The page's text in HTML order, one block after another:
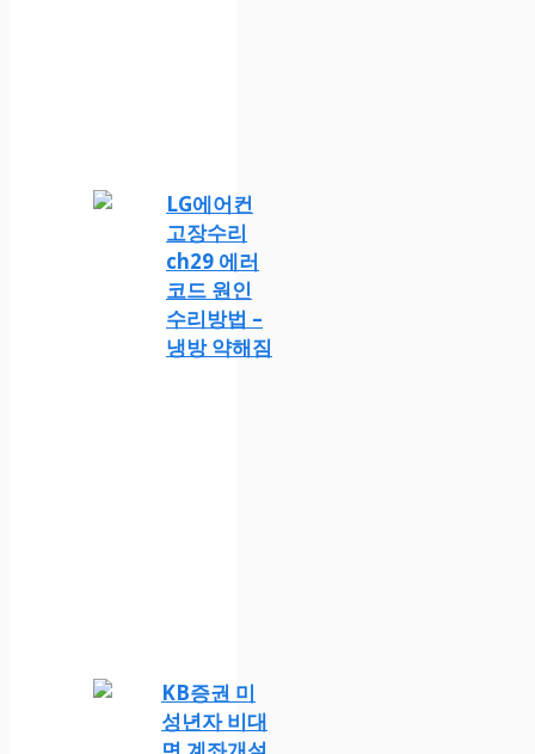
LG에어컨
고장수리
ch29 에러
코드 원인
수리방법 –
냉방 약해짐
KB증권 미
성년자 비대